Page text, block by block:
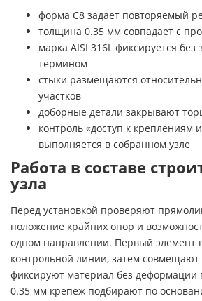
форма С8 задает повторяемый
толщина 0.35 мм совпадает с
марка AISI 316L фиксируется
термином
стыки размещаются
участков
доборные детали закрывают
контроль «доступ к креплениям
выполняется в собранном узле
Работа в составе
узла
Перед установкой проверяют
положение крайних опор и
одном направлении. Первый элемент
контрольной линии, затем
фиксируют материал без деформации
0.35 мм крепеж подбирают по